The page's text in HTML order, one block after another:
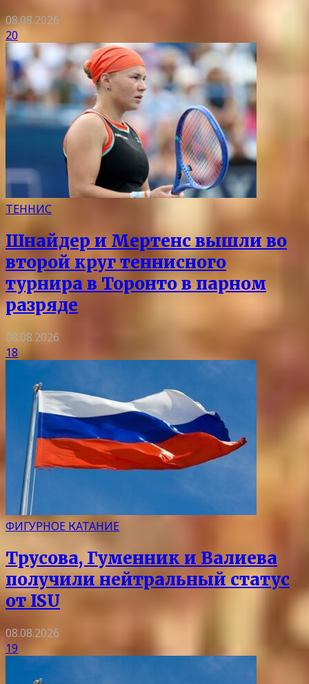
08.08.2026
20
ТЕННИС
Шнайдер и Мертенс вышли во
второй круг теннисного
турнира в Торонто в парном
разряде
08.08.2026
18
ФИГУРНОЕ КАТАНИЕ
Трусова, Гуменник и Валиева
получили нейтральный статус
от ISU
08.08.2026
19